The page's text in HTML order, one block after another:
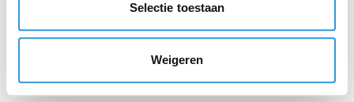
Selectie toestaan
Weigeren